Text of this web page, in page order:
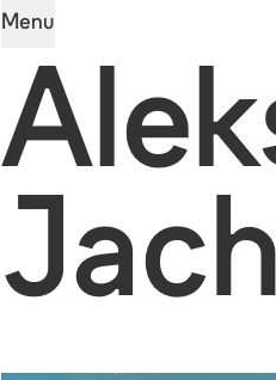
Menu